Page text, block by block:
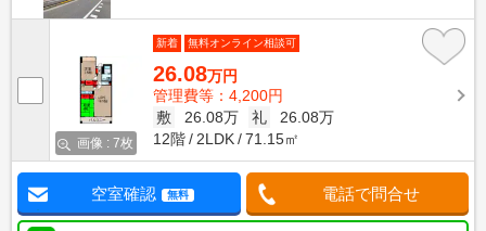
画像 : 7枚
新着 無料オンライン相談可
26.08万円
管理費等：4,200円
敷
26.08万 礼
26.08万
12階
2LDK 71.15㎡
空室確認 無料 電話で問合せ